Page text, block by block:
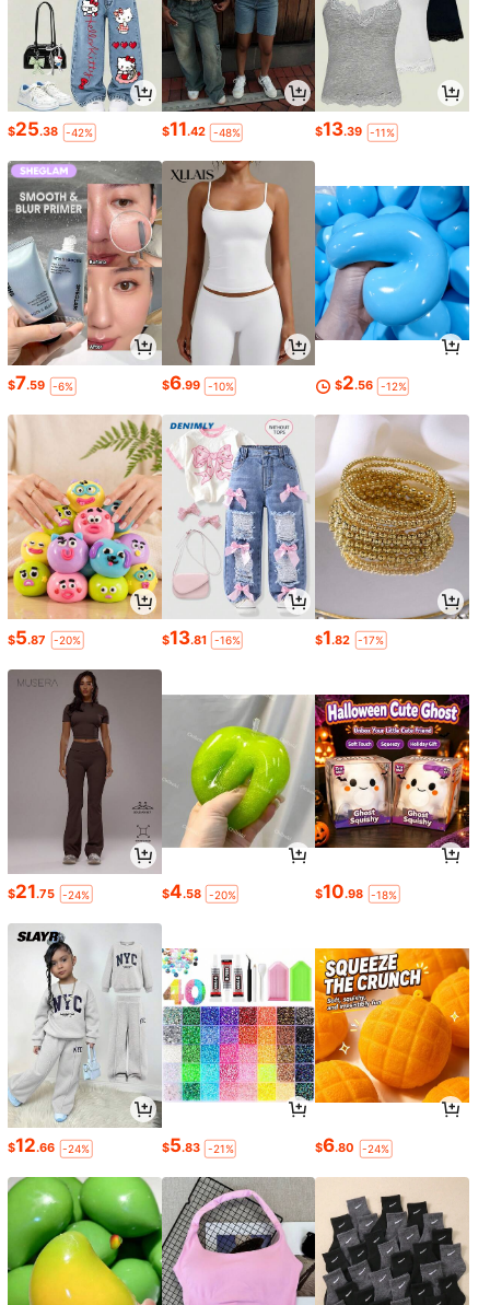
$25.38 -42% $11.42 -48% $13.39 -11%
$7.59 -6% $6.99 -10% $2.56 -12%
$5.87 -20% $13.81 -16% $1.82 -17%
$21.75 -24% $4.58 -20% $10.98 -18%
$12.66 -24% $5.83 -21% $6.80 -24%